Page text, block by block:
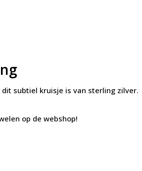
subtiel kruisje is van sterling zilver.
op de webshop!